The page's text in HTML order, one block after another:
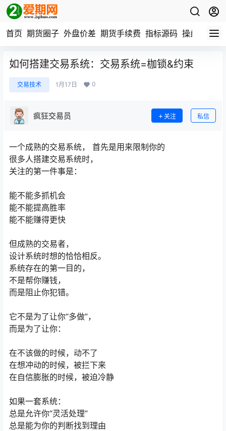
首页 期货圈子 外盘价差 期货手续费 指标源码 操盘数据
如何搭建交易系统：交易系统=枷锁&约束
交易技术 1月17日 0
疯狂交易员 关注 私信
一个成熟的交易系统， 首先是用来限制你的
很多人搭建交易系统时，
关注的第一件事是：
能不能多抓机会
能不能提高胜率
能不能赚得更快
但成熟的交易者，
设计系统时想的恰恰相反。
系统存在的第一目的，
不是帮你赚钱，
而是阻止你犯错。
它不是为了让你“多做”，
而是为了让你：
在不该做的时候，动不了
在想冲动的时候，被拦下来
在自信膨胀的时候，被迫冷静
如果一套系统：
总是允许你“灵活处理”
总是能为你的判断找到理由